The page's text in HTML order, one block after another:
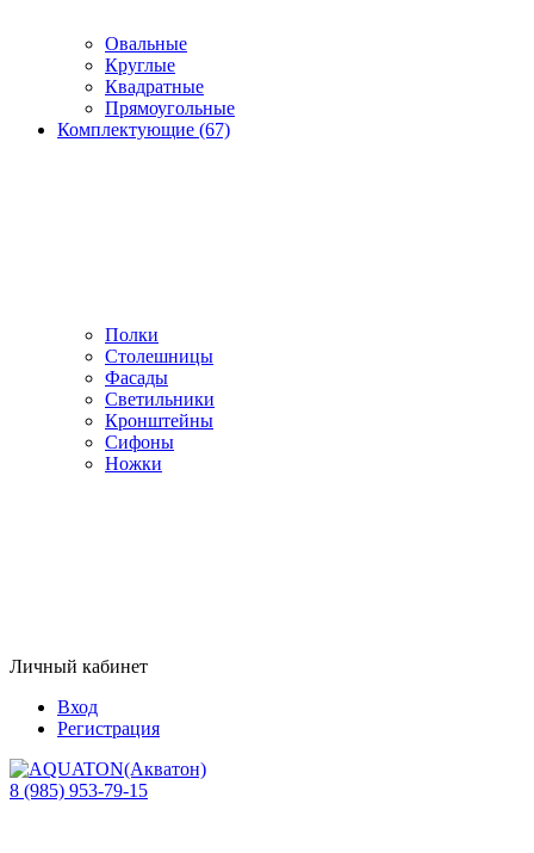
Овальные
Круглые
Квадратные
Прямоугольные
Комплектующие (67)
Полки
Столешницы
Фасады
Светильники
Кронштейны
Сифоны
Ножки
Личный кабинет
Вход
Регистрация
8 (985) 953-79-15